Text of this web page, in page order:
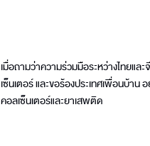
เมื่อถามว่าความร่วมมือระหว่างไทยแ
เซ็นเตอร์ และขอร้องประเทศเพื่อนบ้า
คอลเซ็นเตอร์และยาเสพติด